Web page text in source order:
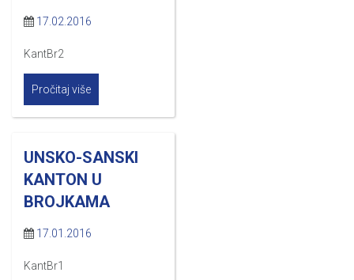
17.02.2016
KantBr2
Pročitaj više
UNSKO-SANSKI
KANTON U
BROJKAMA
17.01.2016
KantBr1